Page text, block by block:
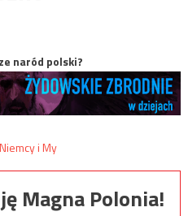
naród polski?
Magna Polonia!